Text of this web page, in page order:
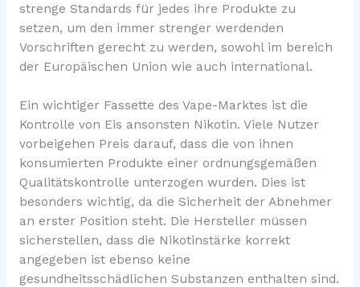
strenge Standards für jedes ihre Produkte zu
setzen, um den immer strenger werdenden
Vorschriften gerecht zu werden, sowohl im bereich
der Europäischen Union wie auch international.
Ein wichtiger Fassette des Vape-Marktes ist die
Kontrolle von Eis ansonsten Nikotin. Viele Nutzer
vorbeigehen Preis darauf, dass die von ihnen
konsumierten Produkte einer ordnungsgemäßen
Qualitätskontrolle unterzogen wurden. Dies ist
besonders wichtig, da die Sicherheit der Abnehmer
an erster Position steht. Die Hersteller müssen
sicherstellen, dass die Nikotinstärke korrekt
angegeben ist ebenso keine
gesundheitsschädlichen Substanzen enthalten sind.